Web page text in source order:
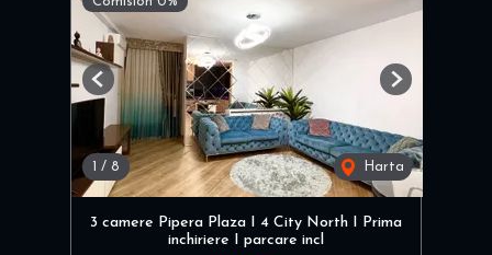
1 / 8 Harta
Previous Next
3 camere Pipera Plaza I 4 City North I Prima
inchiriere I parcare incl